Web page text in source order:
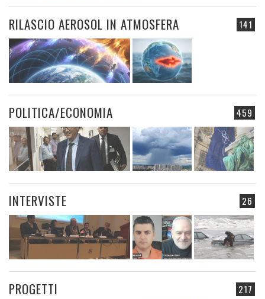
141
RILASCIO AEROSOL IN ATMOSFERA
459
POLITICA/ECONOMIA
26
INTERVISTE
217
PROGETTI